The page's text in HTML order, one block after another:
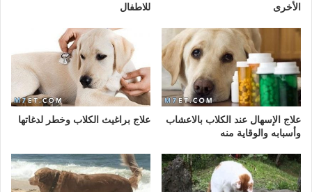
الأخرى
للاطفال
علاج الإسهال عند الكلاب بالاعشاب
وأسبابه والوقاية منه
علاج براغيث الكلاب وخطر لدغاتها